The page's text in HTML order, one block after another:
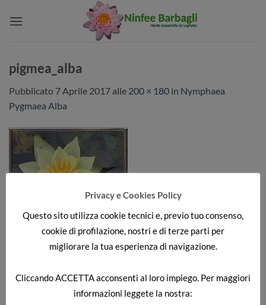
pigmea_alba
Pubblicato 7 Aprile 2017 alle 200 × 180 in Nymphaea
Pygmaea Alba
Privacy e Cookies Policy
Questo sito utilizza cookie tecnici e, previo tuo consenso,
cookie di profilazione, nostri e di terze parti per
migliorare la tua esperienza di navigazione.
CliccandoACCETTAacconsenti al loro impiego. Per maggiori
informazioni leggete la nostra: